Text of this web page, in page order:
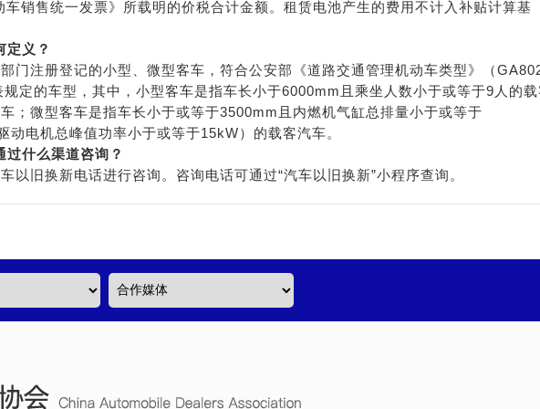
车销售统一发票》所载明的价税合计金额。租赁电池产生的费用不计入补贴计算基
定义？
门注册登记的小型、微型客车，符合公安部《道路交通管理机动车类型》（
定的车型，其中，小型客车是指车长小于6000mm且乘坐人数小于或等于9人的
；微型客车是指车长小于或等于3500mm且内燃机气缸总排量小于或等于
动电机总峰值功率小于或等于15kW）的载客汽车。
过什么渠道咨询？
以旧换新电话进行咨询。咨询电话可通过“汽车以旧换新”小程序查询。